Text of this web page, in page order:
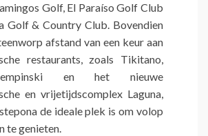
Golf, El Paraíso Golf Club
Golf & Country Club. Bovendien
afstand van een keur aan
restaurants, zoals Tikitano,
en het nieuwe
en vrijetijdscomplex Laguna,
de ideale plek is om volop
te genieten.